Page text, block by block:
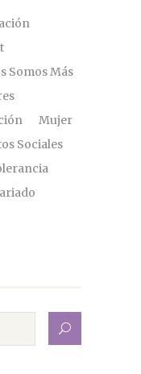
Somos Más
Mujer
Sociales